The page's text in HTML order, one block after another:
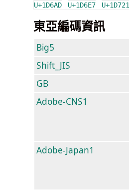
U+1D6AD U+1D6E7 U+1D721
東亞編碼資訊
Big5
Shift_JIS
GB
Adobe-CNS1
Adobe-Japan1